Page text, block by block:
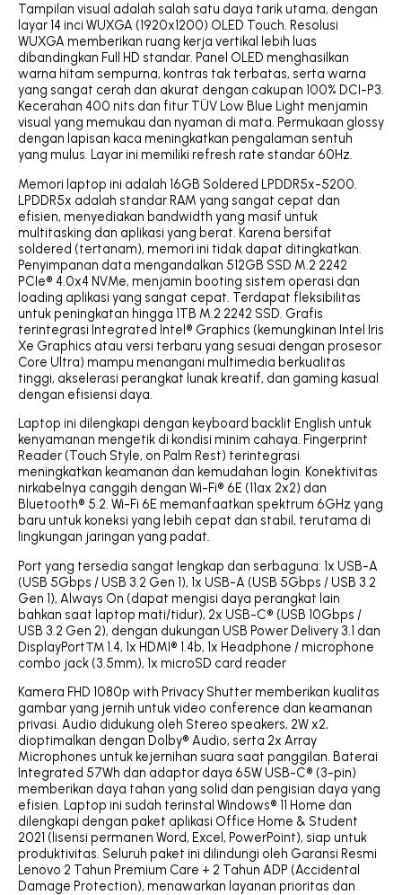
Tampilan visual adalah salah satu daya tarik utama, dengan
layar 14 inci WUXGA (1920x1200) OLED Touch. Resolusi
WUXGA memberikan ruang kerja vertikal lebih luas
dibandingkan Full HD standar. Panel OLED menghasilkan
warna hitam sempurna, kontras tak terbatas, serta warna
yang sangat cerah dan akurat dengan cakupan 100% DCI-P3.
Kecerahan 400 nits dan fitur TÜV Low Blue Light menjamin
visual yang memukau dan nyaman di mata. Permukaan glossy
dengan lapisan kaca meningkatkan pengalaman sentuh
yang mulus. Layar ini memiliki refresh rate standar 60Hz.
Memori laptop ini adalah 16GB Soldered LPDDR5x-5200.
LPDDR5x adalah standar RAM yang sangat cepat dan
efisien, menyediakan bandwidth yang masif untuk
multitasking dan aplikasi yang berat. Karena bersifat
soldered (tertanam), memori ini tidak dapat ditingkatkan.
Penyimpanan data mengandalkan 512GB SSD M.2 2242
PCIe® 4.0x4 NVMe, menjamin booting sistem operasi dan
loading aplikasi yang sangat cepat. Terdapat fleksibilitas
untuk peningkatan hingga 1TB M.2 2242 SSD. Grafis
terintegrasi Integrated Intel® Graphics (kemungkinan Intel Iris
Xe Graphics atau versi terbaru yang sesuai dengan prosesor
Core Ultra) mampu menangani multimedia berkualitas
tinggi, akselerasi perangkat lunak kreatif, dan gaming kasual
dengan efisiensi daya.
Laptop ini dilengkapi dengan keyboard backlit English untuk
kenyamanan mengetik di kondisi minim cahaya. Fingerprint
Reader (Touch Style, on Palm Rest) terintegrasi
meningkatkan keamanan dan kemudahan login. Konektivitas
nirkabelnya canggih dengan Wi-Fi® 6E (11ax 2x2) dan
Bluetooth® 5.2. Wi-Fi 6E memanfaatkan spektrum 6GHz yang
baru untuk koneksi yang lebih cepat dan stabil, terutama di
lingkungan jaringan yang padat.
Port yang tersedia sangat lengkap dan serbaguna: 1x USB-A
(USB 5Gbps / USB 3.2 Gen 1), 1x USB-A (USB 5Gbps / USB 3.2
Gen 1), Always On (dapat mengisi daya perangkat lain
bahkan saat laptop mati/tidur), 2x USB-C® (USB 10Gbps /
USB 3.2 Gen 2), dengan dukungan USB Power Delivery 3.1 dan
DisplayPort™ 1.4, 1x HDMI® 1.4b, 1x Headphone / microphone
combo jack (3.5mm), 1x microSD card reader
Kamera FHD 1080p with Privacy Shutter memberikan kualitas
gambar yang jernih untuk video conference dan keamanan
privasi. Audio didukung oleh Stereo speakers, 2W x2,
dioptimalkan dengan Dolby® Audio, serta 2x Array
Microphones untuk kejernihan suara saat panggilan. Baterai
Integrated 57Wh dan adaptor daya 65W USB-C® (3-pin)
memberikan daya tahan yang solid dan pengisian daya yang
efisien. Laptop ini sudah terinstal Windows® 11 Home dan
dilengkapi dengan paket aplikasi Office Home & Student
2021 (lisensi permanen Word, Excel, PowerPoint), siap untuk
produktivitas. Seluruh paket ini dilindungi oleh Garansi Resmi
Lenovo 2 Tahun Premium Care + 2 Tahun ADP (Accidental
Damage Protection), menawarkan layanan prioritas dan